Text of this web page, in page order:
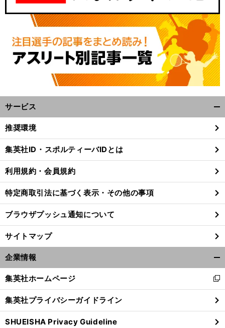
サービス
閉
る
推奨環境
集英社ID・スポルティーバIDとは
利用規約・会員規約
特定商取引法に基づく表示・その他の事項
ブラウザプッシュ通知について
サイトマップ
企業情報
閉
る
集英社ホームページ
新
し
い
ウ
ィ
集英社プライバシーガイドライン
SHUEISHA Privacy Guideline